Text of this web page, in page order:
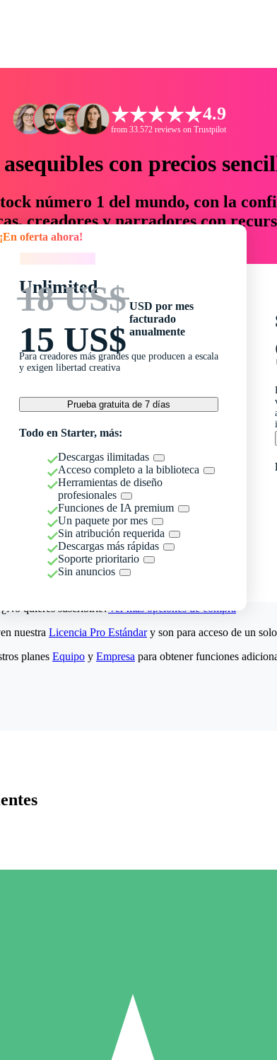
4.9
from 33.572 reviews on Trustpilot
con precios
número 1 del mundo, con la
creadores y narradores con
un 76 % en tiempo y presupuesto.
oferta ahora!
Unlimited
18 US$
15 US$
USD por mes
facturado
anualmente
Para creadores más grandes que producen a escala
y exigen libertad creativa
Prueba gratuita de 7 días
Todo en Starter, más:
Descargas ilimitadas
Acceso completo a la biblioteca
Herramientas de diseño
profesionales
Funciones de IA premium
Un paquete por mes
Sin atribución requerida
Descargas más rápidas
Soporte prioritario
Sin anuncios
¿No quieres suscribirte?Ver más opciones de compra
5 Descargas
15
nuestra Licencia Pro Estándary son para acceso de un
planes Equipo y Empresa para obtener funciones